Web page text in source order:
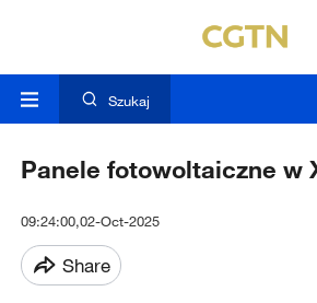
Szukaj
Panele fotowoltaiczne w
09:24:00,02-Oct-2025
Share